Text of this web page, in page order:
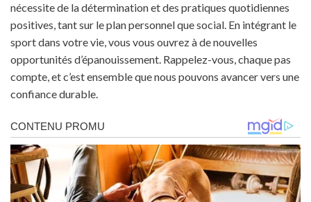
nécessite de la détermination et des pratiques quotidiennes
positives, tant sur le plan personnel que social. En intégrant le
sport dans votre vie, vous vous ouvrez à de nouvelles
opportunités d’épanouissement. Rappelez-vous, chaque pas
compte, et c’est ensemble que nous pouvons avancer vers une
confiance durable.